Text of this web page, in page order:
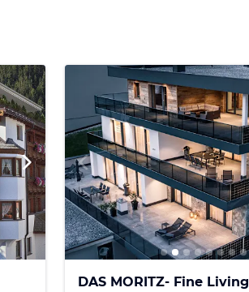
DAS MORITZ- Fine Living